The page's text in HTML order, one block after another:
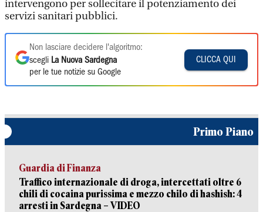
intervengono per sollecitare il potenziamento dei
servizi sanitari pubblici.
Non lasciare decidere l'algoritmo:
scegli La Nuova Sardegna
per le tue notizie su Google
CLICCA QUI
Primo Piano
Guardia di Finanza
Traffico internazionale di droga, intercettati oltre 6
chili di cocaina purissima e mezzo chilo di hashish: 4
arresti in Sardegna – VIDEO